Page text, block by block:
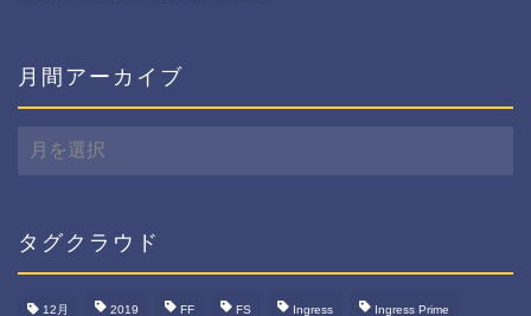
月間アーカイブ
間
カ
タグクラウド
12月 2019 FF FS Ingress Ingress Prime